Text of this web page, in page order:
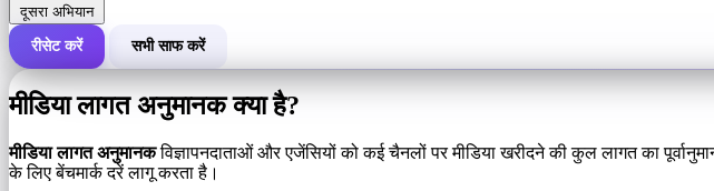
दूसरा अभियान
एक अभियान की कुल लागत
लागत प्रति 1,000 इंप्रेशन (सीपीएम)
रीसेट करें सभी साफ करें
मीडिया लागत अनुमानक क्या है?
मीडिया लागत अनुमानकविज्ञापनदाताओं और एजेंसियों को कई चैनलों पर मीडिया खरीदने की कुल लागत का
के लिए बेंचमार्क दरें लागू करता है।